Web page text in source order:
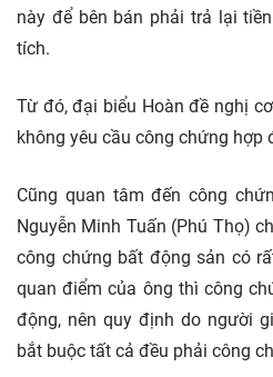
này để bên bán phải trả lại
tích.
Từ đó, đại biểu Hoàn đề nghị
không yêu cầu công chứng hợp
Cũng quan tâm đến công
Nguyễn Minh Tuấn (Phú Thọ)
công chứng bất động sản có
quan điểm của ông thì công
động, nên quy định do người
bắt buộc tất cả đều phải công